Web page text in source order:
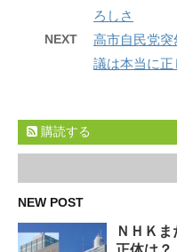
ろしさ
NEXT
高市自民党
議は本当に正
購読する
NEW POST
ＮＨＫ